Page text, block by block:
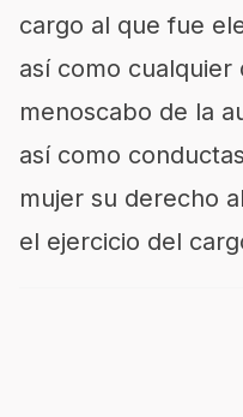
cargo al que fue
así como cualquier
menoscabo de la
así como
mujer su derecho
el ejercicio del